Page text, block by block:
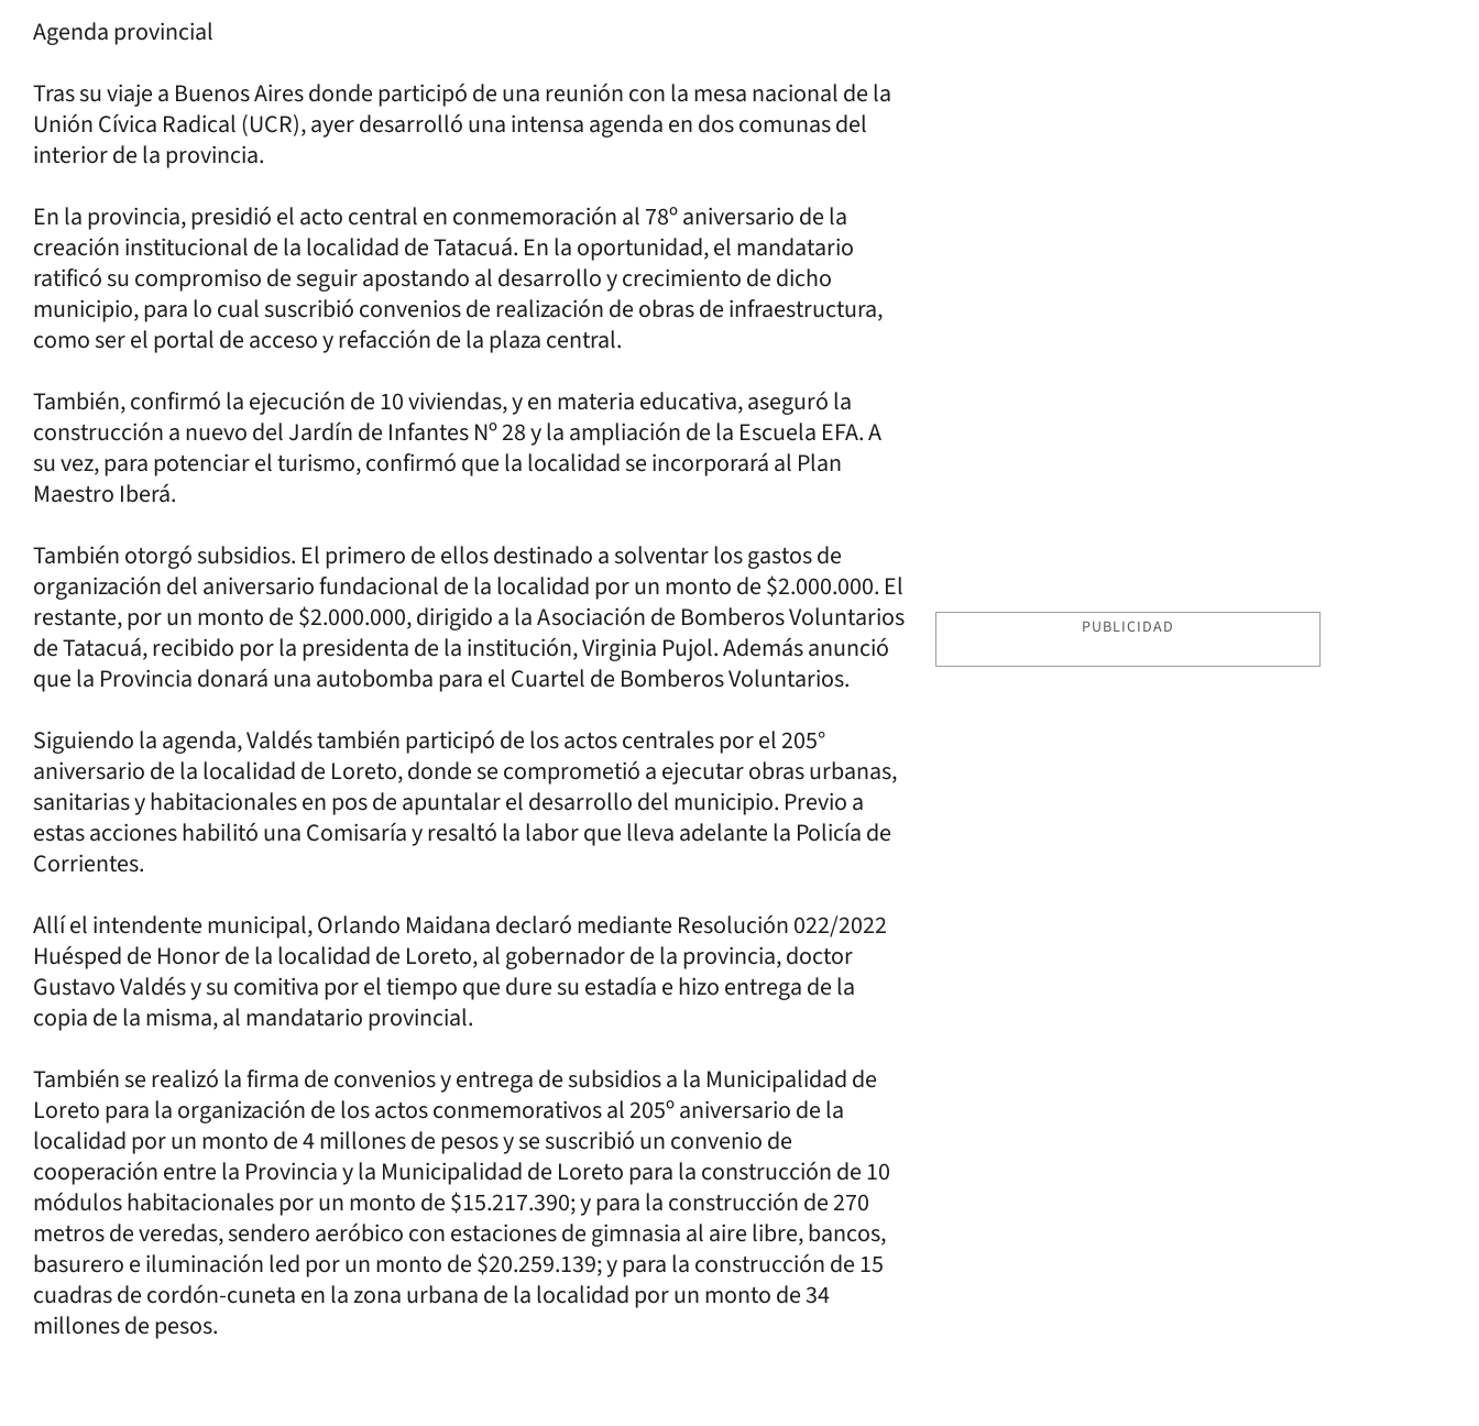
Agenda provincial
Tras su viaje a Buenos Aires donde participó de una reunión con la mesa nacional de la
Unión Cívica Radical (UCR), ayer desarrolló una intensa agenda en dos comunas del
interior de la provincia.
En la provincia, presidió el acto central en conmemoración al 78º aniversario de la
creación institucional de la localidad de Tatacuá. En la oportunidad, el mandatario
ratificó su compromiso de seguir apostando al desarrollo y crecimiento de dicho
municipio, para lo cual suscribió convenios de realización de obras de infraestructura,
como ser el portal de acceso y refacción de la plaza central.
También, confirmó la ejecución de 10 viviendas, y en materia educativa, aseguró la
construcción a nuevo del Jardín de Infantes Nº 28 y la ampliación de la Escuela EFA. A
su vez, para potenciar el turismo, confirmó que la localidad se incorporará al Plan
Maestro Iberá.
También otorgó subsidios. El primero de ellos destinado a solventar los gastos de
organización del aniversario fundacional de la localidad por un monto de $2.000.000. El
restante, por un monto de $2.000.000, dirigido a la Asociación de Bomberos Voluntarios
de Tatacuá, recibido por la presidenta de la institución, Virginia Pujol. Además anunció
que la Provincia donará una autobomba para el Cuartel de Bomberos Voluntarios.
Siguiendo la agenda, Valdés también participó de los actos centrales por el 205°
aniversario de la localidad de Loreto, donde se comprometió a ejecutar obras urbanas,
sanitarias y habitacionales en pos de apuntalar el desarrollo del municipio. Previo a
estas acciones habilitó una Comisaría y resaltó la labor que lleva adelante la Policía de
Corrientes.
Allí el intendente municipal, Orlando Maidana declaró mediante Resolución 022/2022
Huésped de Honor de la localidad de Loreto, al gobernador de la provincia, doctor
Gustavo Valdés y su comitiva por el tiempo que dure su estadía e hizo entrega de la
copia de la misma, al mandatario provincial.
También se realizó la firma de convenios y entrega de subsidios a la Municipalidad de
Loreto para la organización de los actos conmemorativos al 205º aniversario de la
localidad por un monto de 4 millones de pesos y se suscribió un convenio de
cooperación entre la Provincia y la Municipalidad de Loreto para la construcción de 10
módulos habitacionales por un monto de $15.217.390; y para la construcción de 270
metros de veredas, sendero aeróbico con estaciones de gimnasia al aire libre, bancos,
basurero e iluminación led por un monto de $20.259.139; y para la construcción de 15
cuadras de cordón-cuneta en la zona urbana de la localidad por un monto de 34
millones de pesos.
PUBLICIDAD